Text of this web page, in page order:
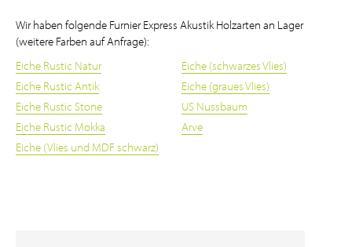
Wir haben folgende Furnier Express Akustik Holzarten an Lager
(weitere Farben auf Anfrage):
Eiche Rustic Natur
Eiche (schwarzes Vlies)
Eiche Rustic Antik
Eiche (graues Vlies)
Eiche Rustic Stone
US Nussbaum
Eiche Rustic Mokka
Arve
Eiche (Vlies und MDF schwarz)